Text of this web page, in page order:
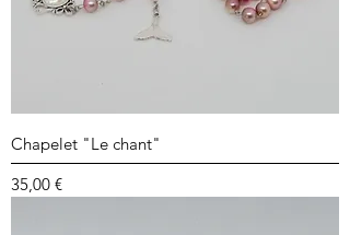
Chapelet "Le chant"
Prix
35,00 €